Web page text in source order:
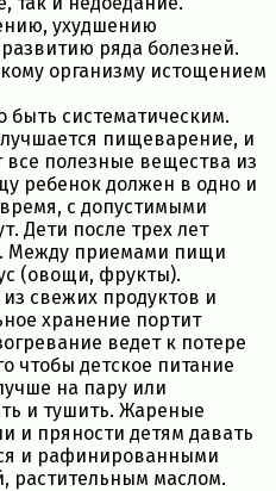
ухудшению
ряда болезней.
организму истощением
быть систематическим.
пищеварение, и
все полезные вещества из
ребенок должен в одно и
с допустимыми
Дети после трех лет
Между приемами пищи
(овощи, фрукты).
свежих продуктов и
хранение портит
ведет к потере
чтобы детское питание
на пару или
и тушить. Жареные
и пряности детям давать
и рафинированными
растительным маслом.